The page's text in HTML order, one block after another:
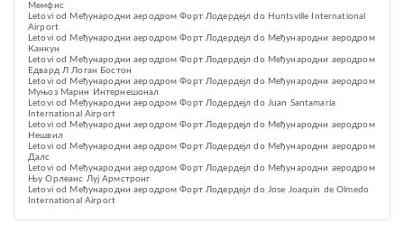
Мемфис
Letovi od Међународни аеродром Форт Лодердејл do Huntsville International
Airport
Letovi od Међународни аеродром Форт Лодердејл do Међународни аеродром
Канкун
Letovi od Међународни аеродром Форт Лодердејл do Међународни аеродром
Едвард Л Логан Бостон
Letovi od Међународни аеродром Форт Лодердејл do Међународни аеродром
Муњоз Марин Интернешонал
Letovi od Међународни аеродром Форт Лодердејл do Juan Santamaría
International Airport
Letovi od Међународни аеродром Форт Лодердејл do Међународни аеродром
Нешвил
Letovi od Међународни аеродром Форт Лодердејл do Међународни аеродром
Далс
Letovi od Међународни аеродром Форт Лодердејл do Међународни аеродром
Њу Орлеанс Луј Армстронг
Letovi od Међународни аеродром Форт Лодердејл do Jose Joaquin de Olmedo
International Airport